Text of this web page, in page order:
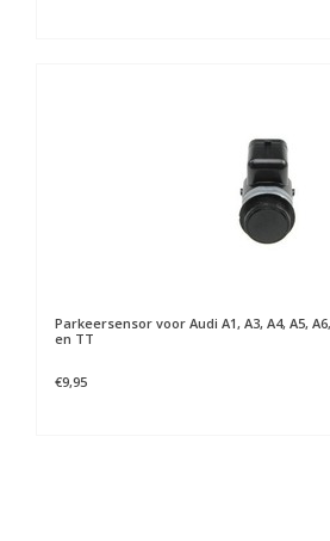
Parkeersensor voor Audi A1, A3, A4, A5,
en TT
€9,95